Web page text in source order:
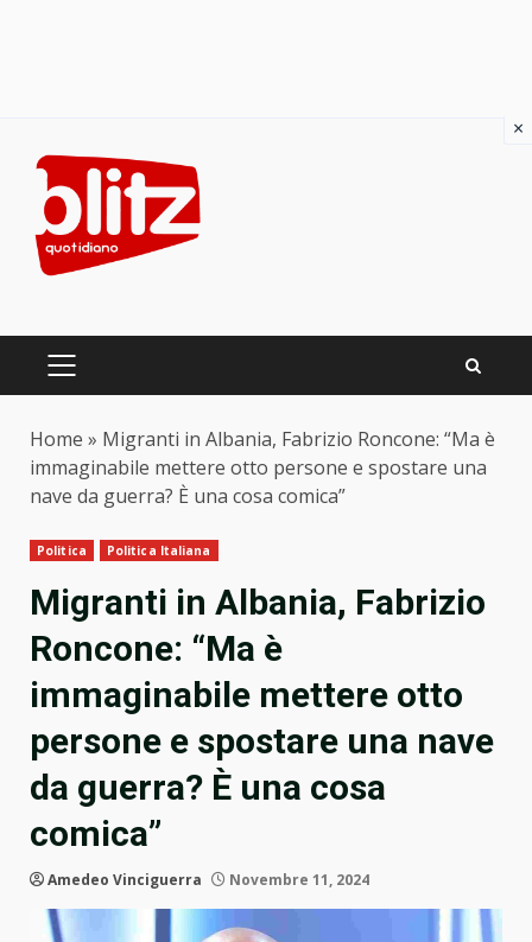
content
PRIMARY
Home » Migranti in Albania, Fabrizio Roncone: “Ma è
immaginabile mettere otto persone e spostare una
nave da guerra? È una cosa comica”
Politica Politica Italiana
Migranti in Albania, Fabrizio
Roncone: “Ma è
immaginabile mettere otto
persone e spostare una nave
da guerra? È una cosa
comica”
Amedeo Vinciguerra Novembre 11, 2024
×